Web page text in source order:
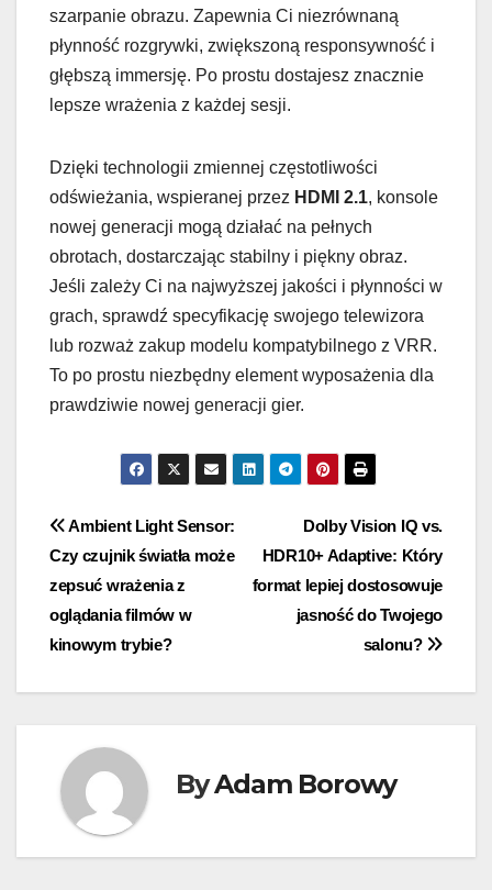
szarpanie obrazu. Zapewnia Ci niezrównaną
płynność rozgrywki, zwiększoną responsywność i
głębszą immersję. Po prostu dostajesz znacznie
lepsze wrażenia z każdej sesji.
Dzięki technologii zmiennej częstotliwości
odświeżania, wspieranej przez HDMI 2.1, konsole
nowej generacji mogą działać na pełnych
obrotach, dostarczając stabilny i piękny obraz.
Jeśli zależy Ci na najwyższej jakości i płynności w
grach, sprawdź specyfikację swojego telewizora
lub rozważ zakup modelu kompatybilnego z VRR.
To po prostu niezbędny element wyposażenia dla
prawdziwie nowej generacji gier.
Nawigacja
wpisu
Dolby Vision IQ vs.
HDR10+ Adaptive: Który
format lepiej dostosowuje
jasność do Twojego
salonu?
Ambient Light Sensor:
Czy czujnik światła może
zepsuć wrażenia z
oglądania filmów w
kinowym trybie?
ByAdam Borowy